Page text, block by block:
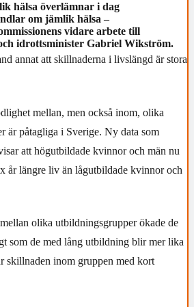
hälsa överlämnar i dag
om jämlik hälsa –
vidare arbete till
idrottsminister Gabriel Wikström.
annat att skillnaderna i livslängd är stora
mellan, men också inom, olika
är påtagliga i Sverige. Ny data som
att högutbildade kvinnor och män nu
år längre liv än lågutbildade kvinnor och
olika utbildningsgrupper ökade de
som de med lång utbildning blir mer lika
skillnaden inom gruppen med kort